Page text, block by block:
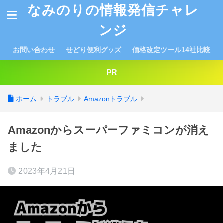
なみのりの情報発信チャレ
ンジ
お問い合わせ せどり便利グッズ 価格改定ツール14社比較
PR
ホーム トラブル Amazonトラブル
Amazonからスーパーファミコンが消え
ました
2023年4月21日